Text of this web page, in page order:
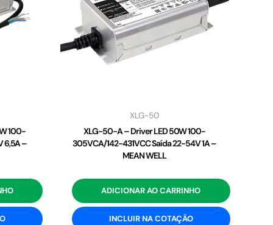
100-
6,5A –
XLG-50
XLG-50-A – Driver LED 50W 100-
305VCA/142-431VCC Saída 22-54V 1A –
MEAN WELL
ADICIONAR AO CARRINHO
INCLUIR NA COTAÇÃO